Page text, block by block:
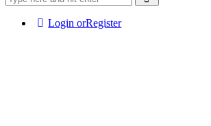
Login orRegister